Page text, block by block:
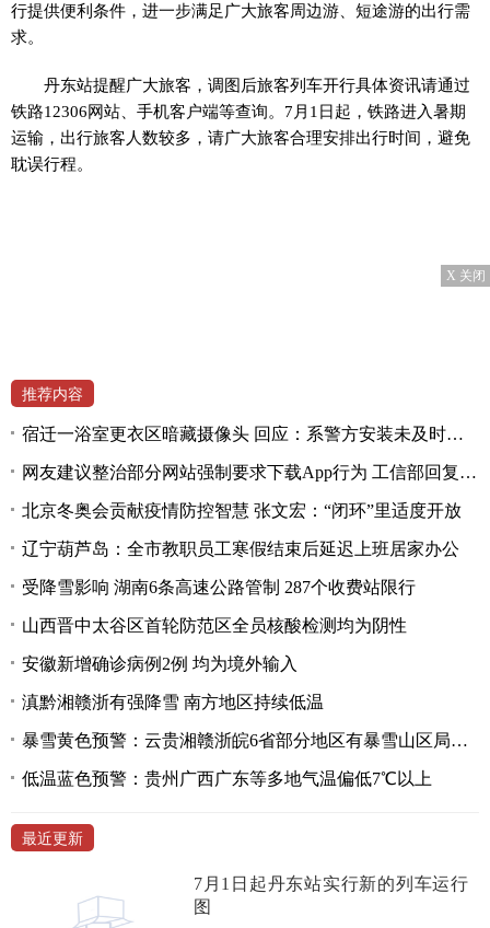
行提供便利条件，进一步满足广大旅客周边游、短途游的出行需
求。
丹东站提醒广大旅客，调图后旅客列车开行具体资讯请通过
铁路12306网站、手机客户端等查询。7月1日起，铁路进入暑期
运输，出行旅客人数较多，请广大旅客合理安排出行时间，避免
耽误行程。
X 关闭
推荐内容
宿迁一浴室更衣区暗藏摄像头 回应：系警方安装未及时拆除
网友建议整治部分网站强制要求下载App行为 工信部回复称将深入研究
北京冬奥会贡献疫情防控智慧 张文宏：“闭环”里适度开放
辽宁葫芦岛：全市教职员工寒假结束后延迟上班居家办公
受降雪影响 湖南6条高速公路管制 287个收费站限行
山西晋中太谷区首轮防范区全员核酸检测均为阴性
安徽新增确诊病例2例 均为境外输入
滇黔湘赣浙有强降雪 南方地区持续低温
暴雪黄色预警：云贵湘赣浙皖6省部分地区有暴雪山区局地大暴雪
低温蓝色预警：贵州广西广东等多地气温偏低7℃以上
最近更新
7月1日起丹东站实行新的列车运行
图